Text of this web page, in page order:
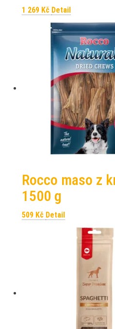
1 269 Kč Detail
Rocco maso z
1500 g
509 Kč Detail